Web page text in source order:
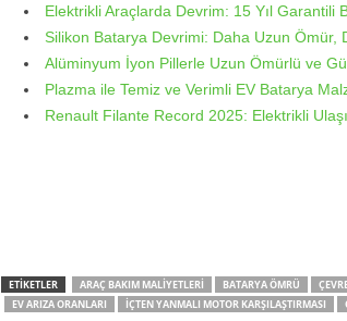
Elektrikli Araçlarda Devrim: 15 Yıl Garantili
Silikon Batarya Devrimi: Daha Uzun Ömür,
Alüminyum İyon Pillerle Uzun Ömürlü ve
Plazma ile Temiz ve Verimli EV Batarya
Renault Filante Record 2025: Elektrikli
ETIKETLER ARAÇ BAKIM MALIYETLERI BATARYA ÖMRÜ
EV ARIZA ORANLARI
IÇTEN YANMALI MOTOR KARŞILAŞTIRMASI